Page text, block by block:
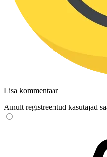
Lisa kommentaar
Ainult registreeritud kasutajad